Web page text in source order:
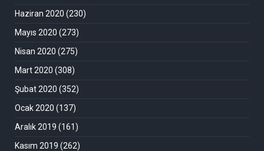
Haziran 2020 (230)
Mayıs 2020 (273)
Nisan 2020 (275)
Mart 2020 (308)
Şubat 2020 (352)
Ocak 2020 (137)
Aralık 2019 (161)
Kasım 2019 (262)